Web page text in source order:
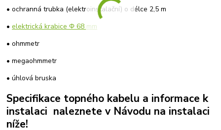
• ochranná trubka (elektroinstalační) o délce 2,5 m
•elektrická krabice Φ 68 mm
• ohmmetr
• megaohmmetr
• úhlová bruska
Specifikace topného kabelu a informace k
instalaci naleznete v Návodu na instalaci
níže!